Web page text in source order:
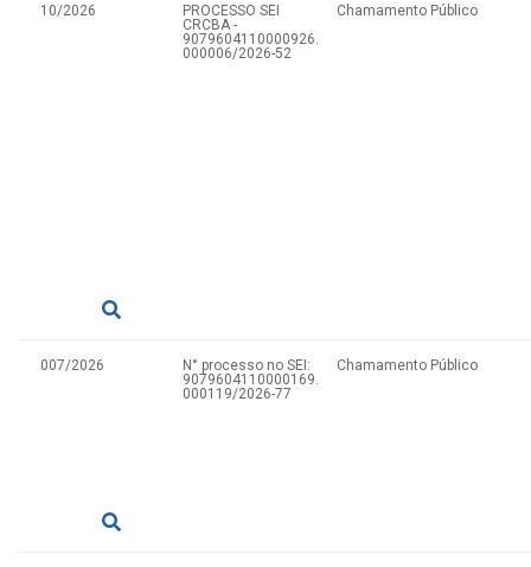
10/2026
PROCESSO SEI
CRCBA -
9079604110000926.
000006/2026-52
Chamamento Público
007/2026
N° processo no SEI:
9079604110000169.
000119/2026-77
Chamamento Público